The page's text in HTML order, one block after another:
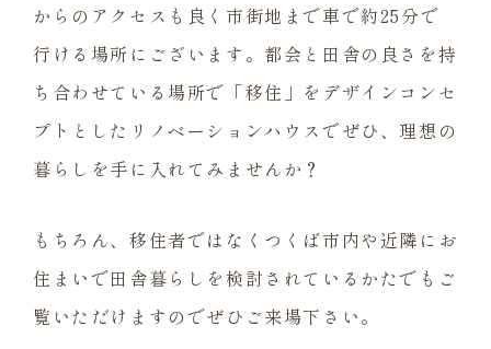
からのアクセスも良く市街地まで車で約25分で
行ける場所にございます。都会と田舎の良さを持
ち合わせている場所で「移住」をデザインコンセ
プトとしたリノベーションハウスでぜひ、理想の
暮らしを手に入れてみませんか？
もちろん、移住者ではなくつくば市内や近隣にお
住まいで田舎暮らしを検討されているかたでもご
覧いただけますのでぜひご来場下さい。